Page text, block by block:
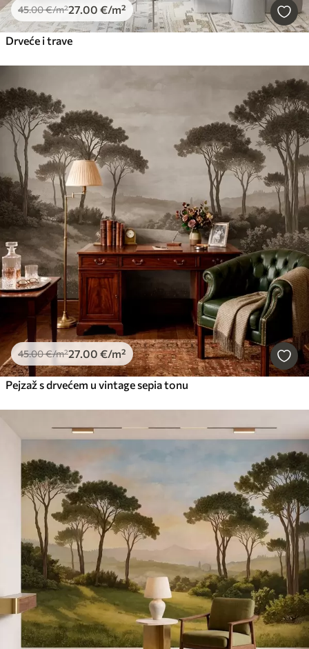
45.00€/m²27.00 €/m²
Drveće i trave
45.00€/m²27.00 €/m²
Pejzaž s drvećem u vintage sepia tonu